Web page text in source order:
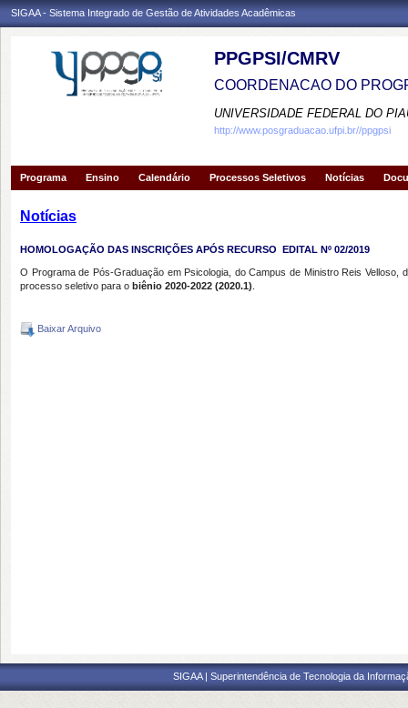
SIGAA - Sistema Integrado de Gestão de Atividades Acadêmicas
PPGPSI/CMRV
COORDENACAO DO
UNIVERSIDADE FEDERAL DO
http://www.posgraduacao.ufpi.br//ppgpsi
Programa Ensino Calendário Processos Seletivos Notícias
Notícias
HOMOLOGAÇÃO DAS INSCRIÇÕES APÓS RECURSO  EDITAL Nº 02/2019
O Programa de Pós-Graduação em Psicologia, do Campus de Ministro Reis
processo seletivo para o biênio 2020-2022 (2020.1)
Baixar Arquivo
SIGAA | Superintendência de Tecnologia da